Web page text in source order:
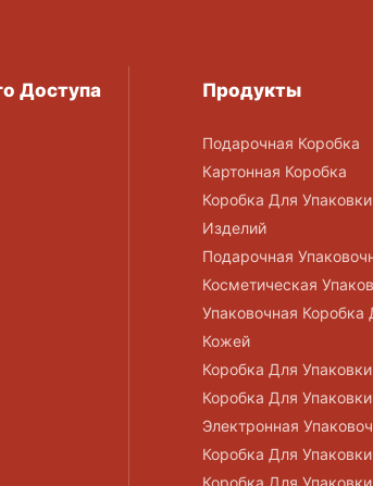
Доступа Продукты
Подарочная Коробка
Картонная Коробка
Коробка Для
Изделий
Подарочная
Косметическая
Упаковочная Коробка
Кожей
Коробка Для
Коробка Для
Электронная
Коробка Для
Коробка Для